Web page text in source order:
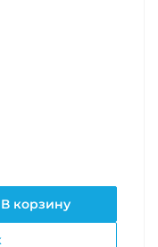
В корзину